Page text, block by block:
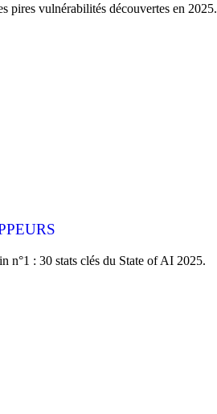
pires vulnérabilités découvertes en 2025.
n°1 : 30 stats clés du State of AI 2025.